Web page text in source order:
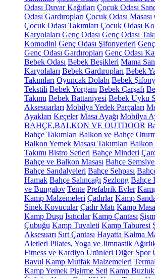
Odası Duvar Kağıtları Çocuk Odası
Odası Gardıropları Çocuk Odası Masası
Çocuk Odası Takımları Çocuk Odası
Karyolaları Genç Odası Genç Odası
Komodini Genç Odası Şifonyerleri
Genç Odası Gardıropları Genç Odası
Bebek Odası Bebek Beşikleri Mama
Karyolaları Bebek Gardıropları Bebek
Takımları Oyuncak Dolabı Bebek
Tekstili Bebek Yorganı Bebek Çarşafı
Takımı Bebek Battaniyesi Bebek Uyku
Aksesuarları Mobilya Yedek Parçaları
Ayakları Keçeler Masa Ayağı Mobilya
BAHÇE,BALKON VE OUTDOOR
Bahçe Takımları Balkon ve Bahçe
Balkon Yemek Masası Takımları Balkon
Takımı Bistro Setleri Bahçe Minderi
Bahçe ve Balkon Masası Bahçe
Bahçe Sandalyeleri Bahçe Sehpası
Hamak Bahçe Salıncağı Şezlong Bahçe
ve Bungalov Tente Prefabrik Evler
Kamp Malzemeleri Çadırlar Kamp
Sinek Kovucular Çadır Matı Kamp
Kamp Duşu Isıtıcılar Kamp Çantası
Çubuğu Kamp Tuvaleti Kamp Taburesi
Aksesuarı Sırt Çantası Hayatta Kalma
Aletleri Pilates, Yoga ve Jimnastik
Fitness ve Kardiyo Ürünleri Diğer Spor
Bavul Kamp Mutfak Malzemeleri
Kamp Yemek Pişirme Seti Kamp